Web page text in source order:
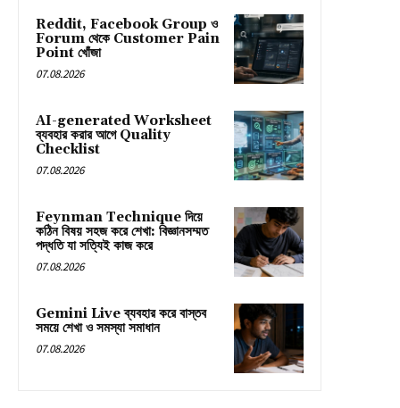
Reddit, Facebook Group ও
Forum থেকে Customer Pain
Point খোঁজা
07.08.2026
AI-generated Worksheet
ব্যবহার করার আগে Quality
Checklist
07.08.2026
Feynman Technique দিয়ে
কঠিন বিষয় সহজ করে শেখা: বিজ্ঞানসম্মত
পদ্ধতি যা সত্যিই কাজ করে
07.08.2026
Gemini Live ব্যবহার করে বাস্তব
সময়ে শেখা ও সমস্যা সমাধান
07.08.2026